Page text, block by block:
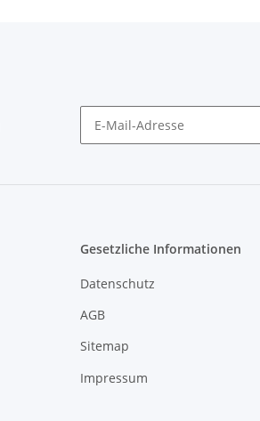
Gesetzliche Informationen
Datenschutz
AGB
Sitemap
Impressum